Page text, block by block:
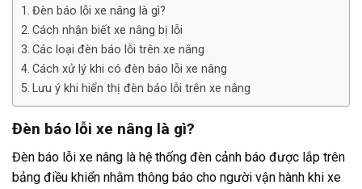
Đèn báo lỗi xe nâng là gì?
Cách nhận biết xe nâng bị lỗi
Các loại đèn báo lỗi trên xe nâng
Cách xử lý khi có đèn báo lỗi xe nâng
Lưu ý khi hiển thị đèn báo lỗi trên xe nâng
Đèn báo lỗi xe nâng là gì?
Đèn báo lỗi xe nâng là hệ thống đèn cảnh báo được lắp trên
bảng điều khiển nhằm thông báo cho người vận hành khi xe